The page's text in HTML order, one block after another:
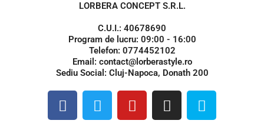
LORBERA CONCEPT S.R.L.
C.U.I.: 40678690
Program de lucru: 09:00 - 16:00
Telefon: 0774452102
Email: contact@lorberastyle.ro
Sediu Social: Cluj-Napoca, Donath 200
F
a
T
w
Y
o
I
n
S
k